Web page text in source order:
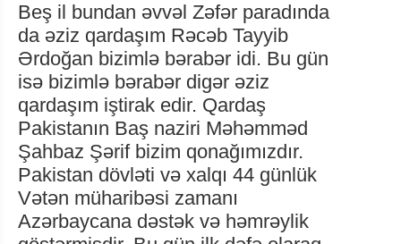
Beş il bundan əvvəl Zəfər paradında
da əziz qardaşım Rəcəb Tayyib
Ərdoğan bizimlə bərabər idi. Bu gün
isə bizimlə bərabər digər əziz
qardaşım iştirak edir. Qardaş
Pakistanın Baş naziri Məhəmməd
Şahbaz Şərif bizim qonağımızdır.
Pakistan dövləti və xalqı 44 günlük
Vətən müharibəsi zamanı
Azərbaycana dəstək və həmrəylik